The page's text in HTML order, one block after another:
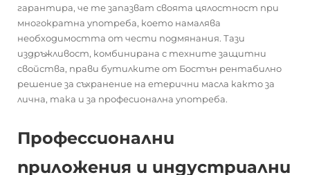
гарантира, че те запазват своята цялостност при
многократна употреба, което намалява
необходимостта от чести подмянания. Тази
издръжливост, комбинирана с техните защитни
свойства, прави бутилките от Бостън рентабилно
решение за съхранение на етерични масла както за
лична, така и за професионална употреба.
Профессионални
приложения и индустриални